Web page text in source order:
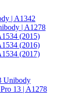
| A1342
| A1278
(2015)
(2016)
(2017)
Unibody
13 | A1278